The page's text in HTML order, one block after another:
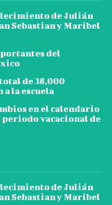
de Julián
Sebastian y Maribel
del
de 38,000
a la escuela
en el calendario
vacacional de
de Julián
Sebastian y Maribel